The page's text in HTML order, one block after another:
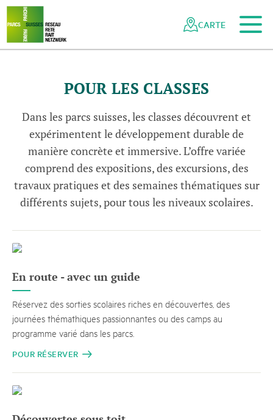
Naviguer
dans
réseau
Navigation
rapide
Vers le contenu principal
Vers la navigation mobile
Vers la recherche
Vers la zone des pieds
Vers le plan du site
CARTE
N
a
t
u
r
p
a
r
k
D
i
e
m
t
i
g
t
al p
k
l lr
POUR LES CLASSES
Dans les parcs suisses, les classes découvrent et
expérimentent le développement durable de
manière concrète et immersive. L’offre variée
comprend des expositions, des excursions, des
travaux pratiques et des semaines thématiques sur
différents sujets, pour tous les niveaux scolaires.
En route - avec un guide
Réservez des sorties scolaires riches en découvertes, des
journées thémathiques passionnantes ou des camps au
programme varié dans les parcs.
POUR RÉSERVER